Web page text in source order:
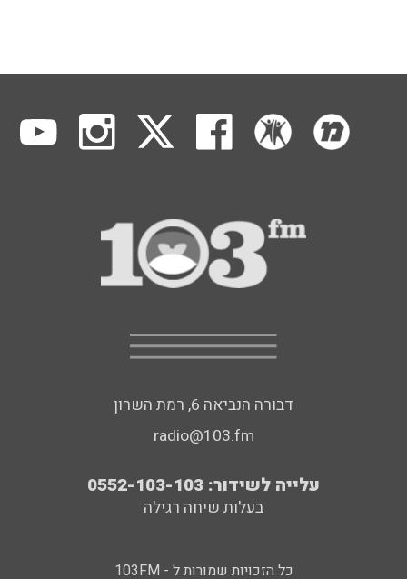
דבורה הנביאה 6, רמת השרון
radio@103.fm
עלייה לשידור: 0552-103-103
בעלות שיחה רגילה
כל הזכויות שמורות ל - 103FM